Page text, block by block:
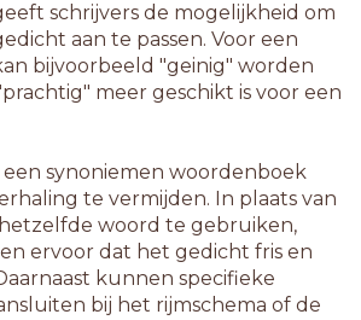
schrijvers de mogelijkheid om
aan te passen. Voor een
bijvoorbeeld "geinig" worden
meer geschikt is voor een
synoniemen woordenboek
te vermijden. In plaats van
woord te gebruiken,
ervoor dat het gedicht fris en
kunnen specifieke
bij het rijmschema of de